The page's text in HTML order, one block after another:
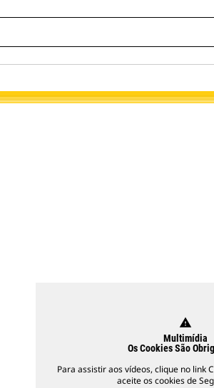
warning
Multimídia
Os Cookies São
Para assistir aos vídeos, clique no link
aceite os cookies de